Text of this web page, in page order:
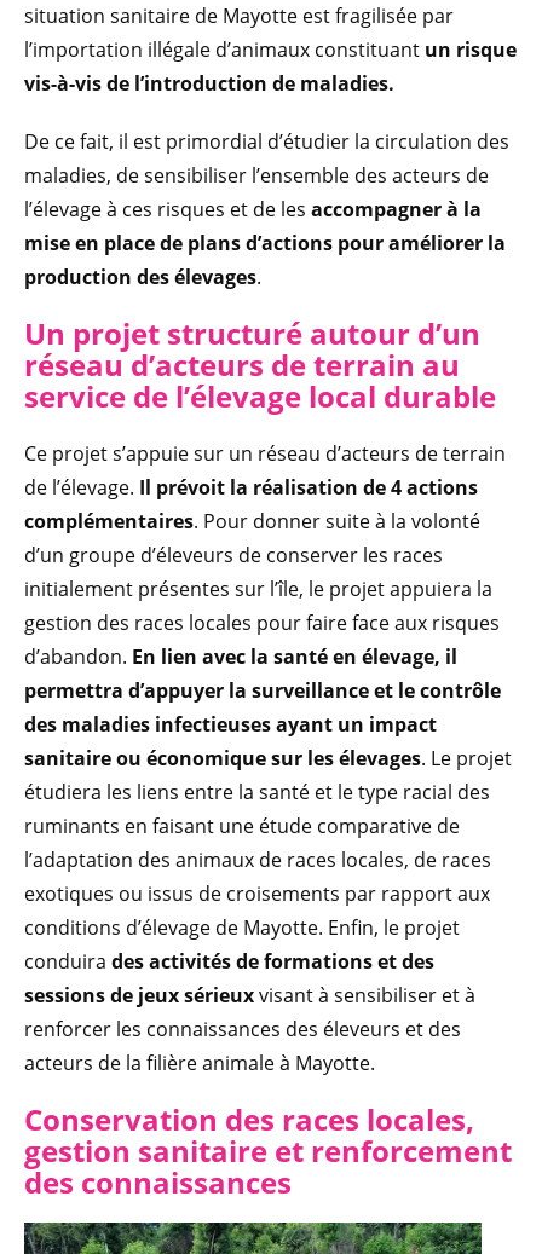
situation sanitaire de Mayotte est fragilisée par
l’importation illégale d’animaux constituant un risque
vis-à-vis de l’introduction de maladies.
De ce fait, il est primordial d’étudier la circulation des
maladies, de sensibiliser l’ensemble des acteurs de
l’élevage à ces risques et de les accompagner à la
mise en place de plans d’actions pour améliorer la
production des élevages.
Un projet structuré autour d’un
réseau d’acteurs de terrain au
service de l’élevage local durable
Ce projet s’appuie sur un réseau d’acteurs de terrain
de l’élevage. Il prévoit la réalisation de 4 actions
complémentaires. Pour donner suite à la volonté
d’un groupe d’éleveurs de conserver les races
initialement présentes sur l’île, le projet appuiera la
gestion des races locales pour faire face aux risques
d’abandon. En lien avec la santé en élevage, il
permettra d’appuyer la surveillance et le contrôle
des maladies infectieuses ayant un impact
sanitaire ou économique sur les élevages. Le projet
étudiera les liens entre la santé et le type racial des
ruminants en faisant une étude comparative de
l’adaptation des animaux de races locales, de races
exotiques ou issus de croisements par rapport aux
conditions d’élevage de Mayotte. Enfin, le projet
conduira des activités de formations et des
sessions de jeux sérieuxvisant à sensibiliser et à
renforcer les connaissances des éleveurs et des
acteurs de la filière animale à Mayotte.
Conservation des races locales,
gestion sanitaire et renforcement
des connaissances